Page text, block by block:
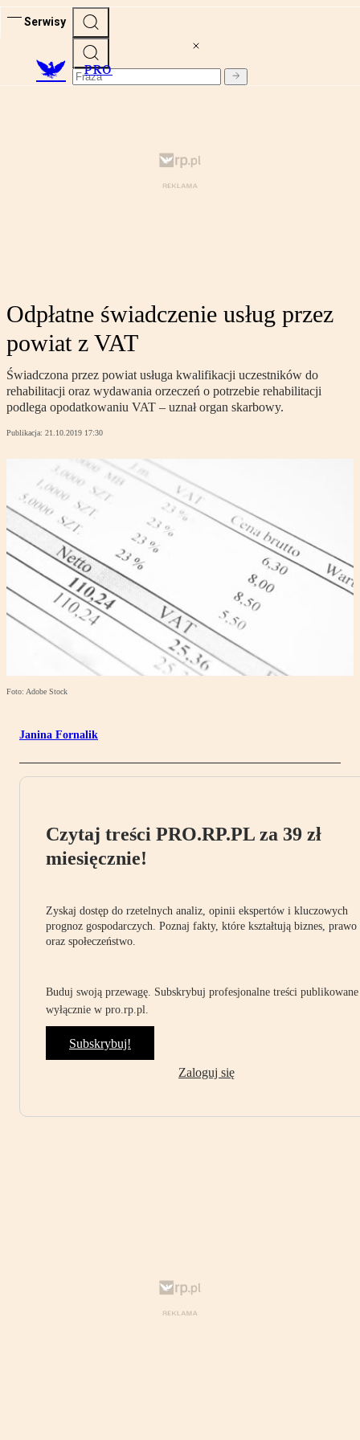
Serwisy
PRO
Odpłatne świadczenie usług przez
powiat z VAT
Świadczona przez powiat usługa kwalifikacji uczestników do
rehabilitacji oraz wydawania orzeczeń o potrzebie rehabilitacji
podlega opodatkowaniu VAT – uznał organ skarbowy.
Publikacja: 21.10.2019 17:30
Foto: Adobe Stock
Janina Fornalik
Czytaj treści PRO.RP.PL za 39 zł
miesięcznie!
Zyskaj dostęp do rzetelnych analiz, opinii ekspertów i kluczowych
prognoz gospodarczych. Poznaj fakty, które kształtują biznes, prawo
oraz społeczeństwo.
Buduj swoją przewagę. Subskrybuj profesjonalne treści publikowane
wyłącznie w pro.rp.pl.
Subskrybuj!
Zaloguj się